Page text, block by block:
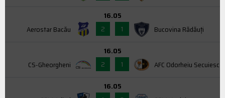
Aerostar Bacău
16.05
2
1 Bucovina Rădăuți
CS-Gheorgheni
16.05
2
1 AFC Odorheiu Secuiesc
16.05